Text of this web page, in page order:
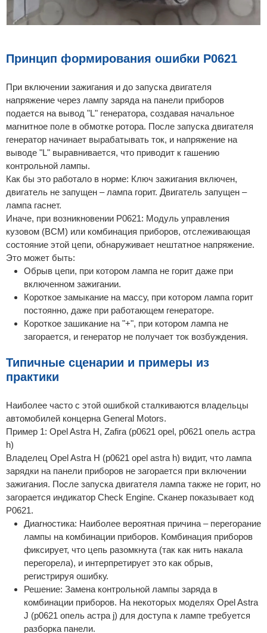
Принцип формирования ошибки P0621
При включении зажигания и до запуска двигателя
напряжение через лампу заряда на панели приборов
подается на вывод "L" генератора, создавая начальное
магнитное поле в обмотке ротора. После запуска двигателя
генератор начинает вырабатывать ток, и напряжение на
выводе "L" выравнивается, что приводит к гашению
контрольной лампы.
Как бы это работало в норме: Ключ зажигания включен,
двигатель не запущен – лампа горит. Двигатель запущен –
лампа гаснет.
Иначе, при возникновении P0621: Модуль управления
кузовом (BCM) или комбинация приборов, отслеживающая
состояние этой цепи, обнаруживает нештатное напряжение.
Это может быть:
Обрыв цепи, при котором лампа не горит даже при
включенном зажигании.
Короткое замыкание на массу, при котором лампа горит
постоянно, даже при работающем генераторе.
Короткое зашикание на "+", при котором лампа не
загорается, и генератор не получает ток возбуждения.
Типичные сценарии и примеры из
практики
Наиболее часто с этой ошибкой сталкиваются владельцы
автомобилей концерна General Motors.
Пример 1: Opel Astra H, Zafira (p0621 opel, p0621 опель астра
h)
Владелец Opel Astra H (p0621 opel astra h) видит, что лампа
зарядки на панели приборов не загорается при включении
зажигания. После запуска двигателя лампа также не горит, но
загорается индикатор Check Engine. Сканер показывает код
P0621.
Диагностика: Наиболее вероятная причина – перегорание
лампы на комбинации приборов. Комбинация приборов
фиксирует, что цепь разомкнута (так как нить накала
перегорела), и интерпретирует это как обрыв,
регистрируя ошибку.
Решение: Замена контрольной лампы заряда в
комбинации приборов. На некоторых моделях Opel Astra
J (p0621 опель астра j) для доступа к лампе требуется
разборка панели.